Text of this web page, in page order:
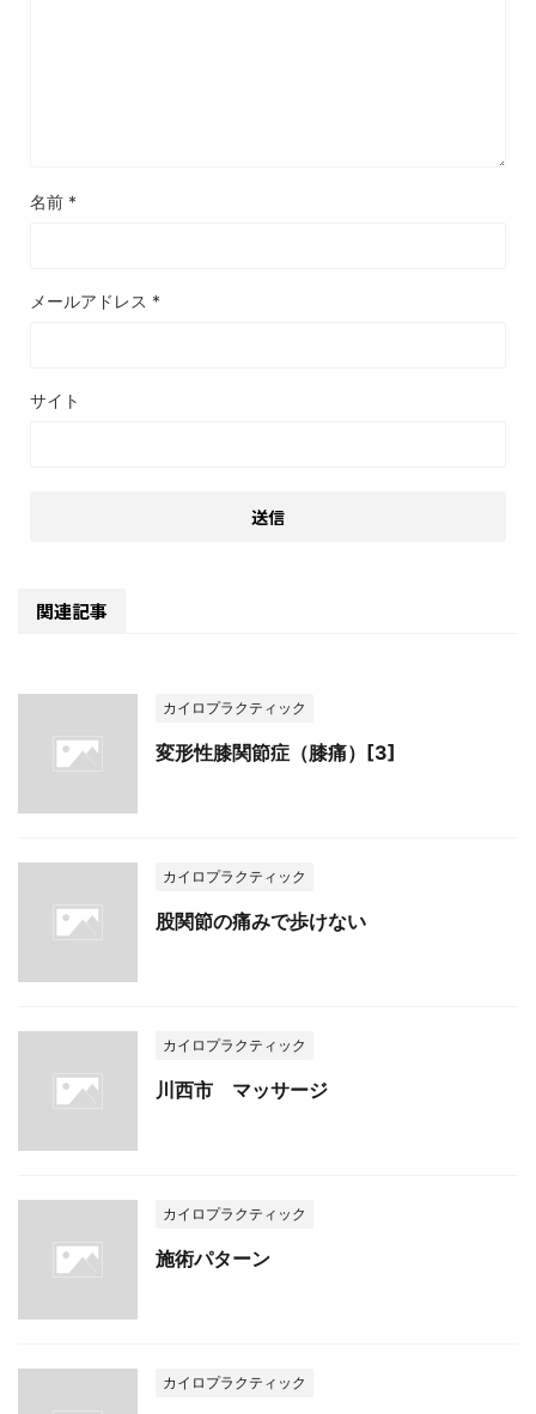
名前 *
メールアドレス *
サイト
関連記事
カイロプラクティック
変形性膝関節症（膝痛）[3]
カイロプラクティック
股関節の痛みで歩けない
カイロプラクティック
川西市 マッサージ
カイロプラクティック
施術パターン
カイロプラクティック